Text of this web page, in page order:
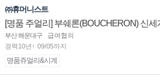
㈜휴머니스트
[명품 주얼리] 부쉐론(BOUCHERON) 신
점 판매사원 채용
부산 해운대구
급여협의
경력10년↑ 09/05까지
명품쥬얼리&시계